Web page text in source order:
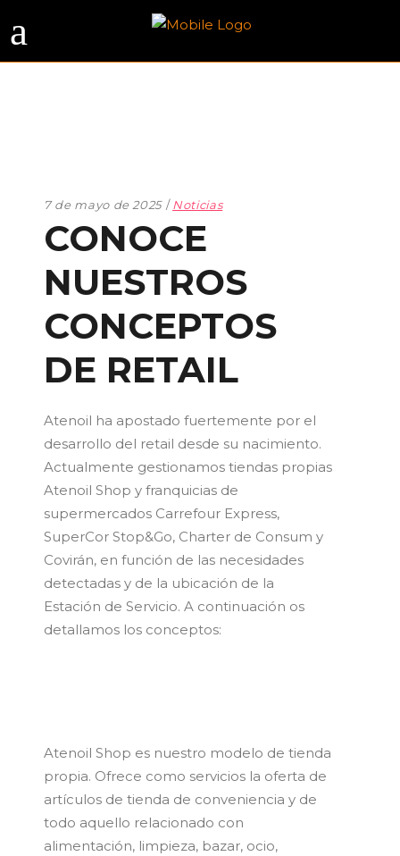
7 de mayo de 2025 Noticias
CONOCE
NUESTROS
CONCEPTOS
DE RETAIL
Atenoil ha apostado fuertemente por el
desarrollo del retail desde su nacimiento.
Actualmente gestionamos tiendas propias
Atenoil Shop y franquicias de
supermercados Carrefour Express,
SuperCor Stop&Go, Charter de Consum y
Covirán, en función de las necesidades
detectadas y de la ubicación de la
Estación de Servicio. A continuación os
detallamos los conceptos:
Atenoil Shop es nuestro modelo de tienda
propia. Ofrece como servicios la oferta de
artículos de tienda de conveniencia y de
todo aquello relacionado con
alimentación, limpieza, bazar, ocio,